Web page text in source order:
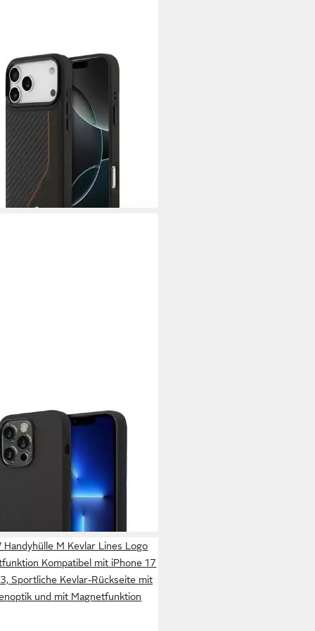
Case iPhone 17 Pro Max
Carbon-Optik schwarz
Logo 6,9 Zoll, Kantenschutz
- in 3-4 Werktagen bei dir
Hülle BMW Signatur
Metal Logo Silikon Case
14 Pro Max
- in 2-3 Werktagen bei dir
Handyhülle M Kevlar Lines Logo
Kompatibel mit iPhone 17
Sportliche Kevlar-Rückseite mit
und mit Magnetfunktion